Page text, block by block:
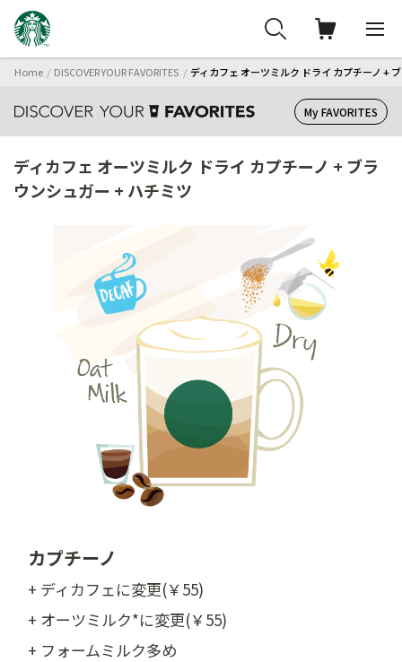
Home DISCOVER YOUR FAVORITES ディカフェ オーツミルク ドライ カプチーノ +
My FAVORITES
ディカフェ オーツミルク ドライ カプチーノ + ブラ
ウンシュガー + ハチミツ
カプチーノ
+ ディカフェに変更(￥55)
+ オーツミルク*に変更(￥55)
+ フォームミルク多め